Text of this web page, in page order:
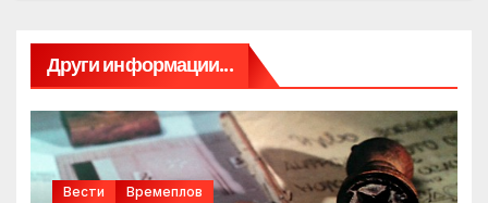
Други информации...
Вести Времеплов